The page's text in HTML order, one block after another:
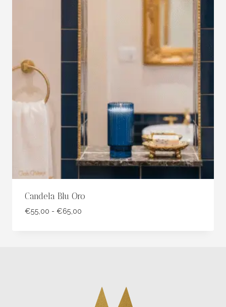
Candela Blu Oro
€55,00 - €65,00Fascia